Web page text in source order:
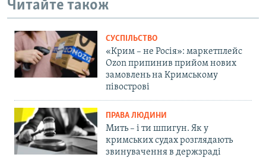
Читайте також
СУСПІЛЬСТВО
«Крим – не Росія»: маркетплейс
Ozon припинив прийом нових
замовлень на Кримському
півострові
ПРАВА ЛЮДИНИ
Мить – і ти шпигун. Як у
кримських судах розглядають
звинувачення в держзраді